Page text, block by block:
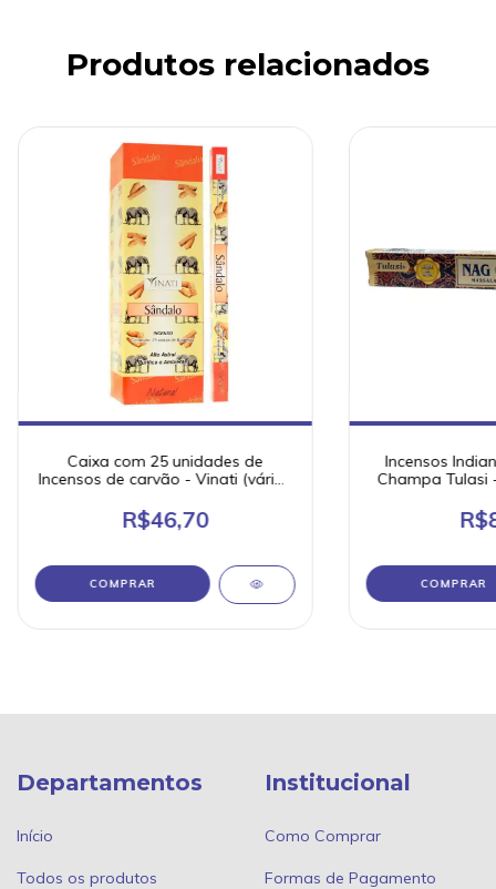
Produtos relacionados
Caixa com 25 unidades de
Incensos de carvão - Vinati (várias
R$46,70
COMPRAR
Incensos
Champa Tulasi
Departamentos
Início
Todos os produtos
Institucional
Como Comprar
Formas de Pagamento